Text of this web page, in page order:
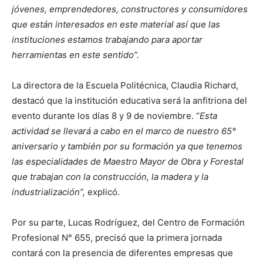
jóvenes, emprendedores, constructores y consumidores
que están interesados en este material así que las
instituciones estamos trabajando para aportar
herramientas en este sentido”.
La directora de la Escuela Politécnica, Claudia Richard,
destacó que la institución educativa será la anfitriona del
evento durante los días 8 y 9 de noviembre. “Esta
actividad se llevará a cabo en el marco de nuestro 65°
aniversario y también por su formación ya que tenemos
las especialidades de Maestro Mayor de Obra y Forestal
que trabajan con la construcción, la madera y la
industrialización”, explicó.
Por su parte, Lucas Rodríguez, del Centro de Formación
Profesional N° 655, precisó que la primera jornada
contará con la presencia de diferentes empresas que